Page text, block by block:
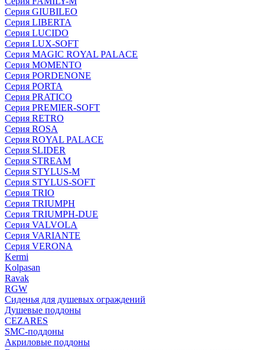
Серия GIUBILEO
Серия LIBERTA
Серия LUCIDO
Серия LUX-SOFT
Серия MAGIC ROYAL PALACE
Серия MOMENTO
Серия PORDENONE
Серия PORTA
Серия PRATICO
Серия PREMIER-SOFT
Серия RETRO
Серия ROSA
Серия ROYAL PALACE
Серия SLIDER
Серия STREAM
Серия STYLUS-M
Серия STYLUS-SOFT
Серия TRIO
Серия TRIUMPH
Серия TRIUMPH-DUE
Серия VALVOLA
Серия VARIANTE
Серия VERONA
Kermi
Kolpasan
Ravak
RGW
Сиденья для душевых ограждений
Душевые поддоны
CEZARES
SMC-поддоны
Акриловые поддоны